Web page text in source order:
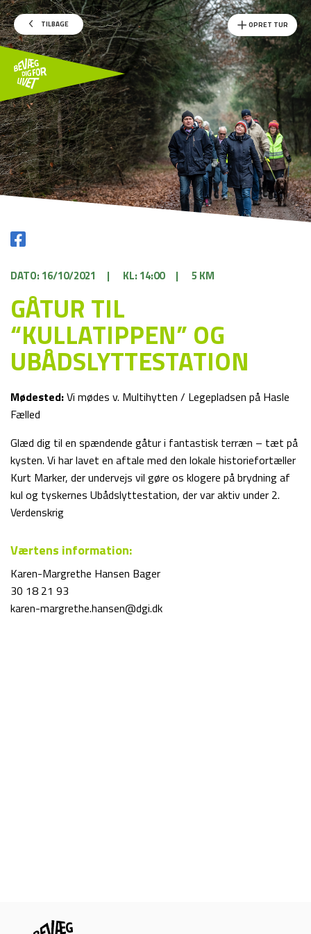
TILBAGE OPRET TUR
DATO: 16/10/2021 | KL: 14:00 | 5 KM
GÅTUR TIL
“KULLATIPPEN” OG
UBÅDSLYTTESTATION
Mødested:Vi mødes v. Multihytten / Legepladsen på Hasle
Fælled
Glæd dig til en spændende gåtur i fantastisk terræn – tæt på
kysten. Vi har lavet en aftale med den lokale historiefortæller
Kurt Marker, der undervejs vil gøre os klogere på brydning af
kul og tyskernes Ubådslyttestation, der var aktiv under 2.
Verdenskrig
Værtens information:
Karen-Margrethe Hansen Bager
30 18 21 93
karen-margrethe.hansen@dgi.dk